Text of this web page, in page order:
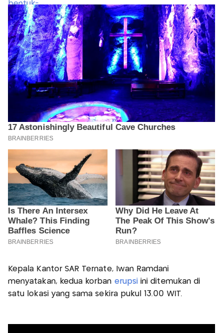
Kepala Kantor SAR Ternate, Iwan Ramdani
menyatakan, kedua korban erupsiini ditemukan di
satu lokasi yang sama sekira pukul 13.00 WIT.